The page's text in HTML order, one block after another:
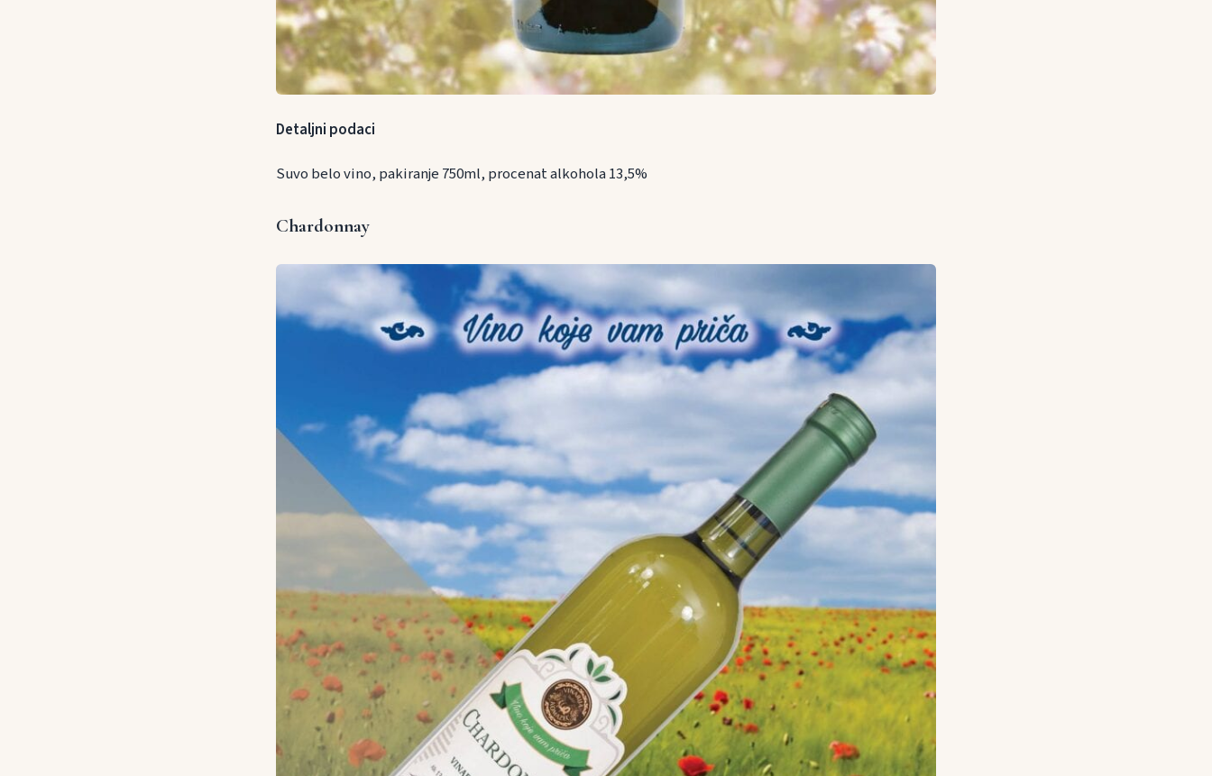
Detaljni podaci
Suvo belo vino, pakiranje 750ml, procenat alkohola 13,5%
Chardonnay